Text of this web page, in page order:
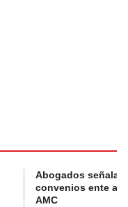
Abogados
convenios ente
AMC